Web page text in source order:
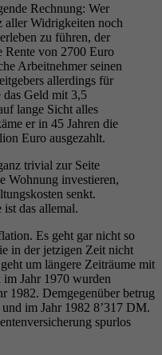
Rechnung: Wer
aller Widrigkeiten noch
zu führen, der
Rente von 2700 Euro
Arbeitnehmer seinen
allerdings für
das Geld mit 3,5
lange Sicht alles
er in 45 Jahren die
Euro ausgezahlt.
trivial zur Seite
Wohnung investieren,
senkt.
ist das allemal.
Es geht gar nicht so
in der jetzigen Zeit nicht
um längere Zeiträume mit
Jahr 1970 wurden
1982. Demgegenüber betrug
im Jahr 1982 8’317 DM.
spurlos